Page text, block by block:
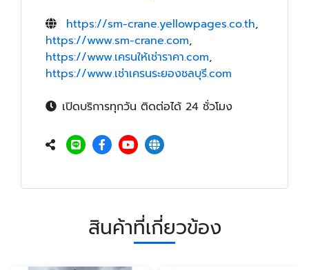
https://sm-crane.yellowpages.co.th,
https://www.sm-crane.com,
https://www.เครนให้เช่าราคา.com,
https://www.เช่าเครนระยองชลบุรี.com
เปิดบริการทุกวัน ติดต่อได้ 24 ชั่วโมง
สินค้าที่เกี่ยวข้อง